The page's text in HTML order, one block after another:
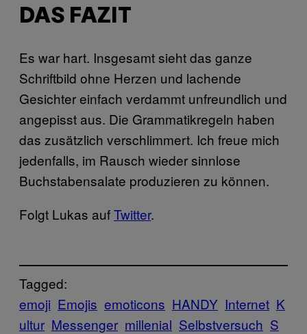
DAS FAZIT
Es war hart. Insgesamt sieht das ganze
Schriftbild ohne Herzen und lachende
Gesichter einfach verdammt unfreundlich und
angepisst aus. Die Grammatikregeln haben
das zusätzlich verschlimmert. Ich freue mich
jedenfalls, im Rausch wieder sinnlose
Buchstabensalate produzieren zu können.
Folgt Lukas aufTwitter.
Tagged:
emoji Emojis emoticons HANDY Internet K
ultur Messenger millenial Selbstversuch S